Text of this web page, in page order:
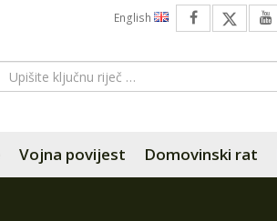
English
Vojna povijest Domovinski rat